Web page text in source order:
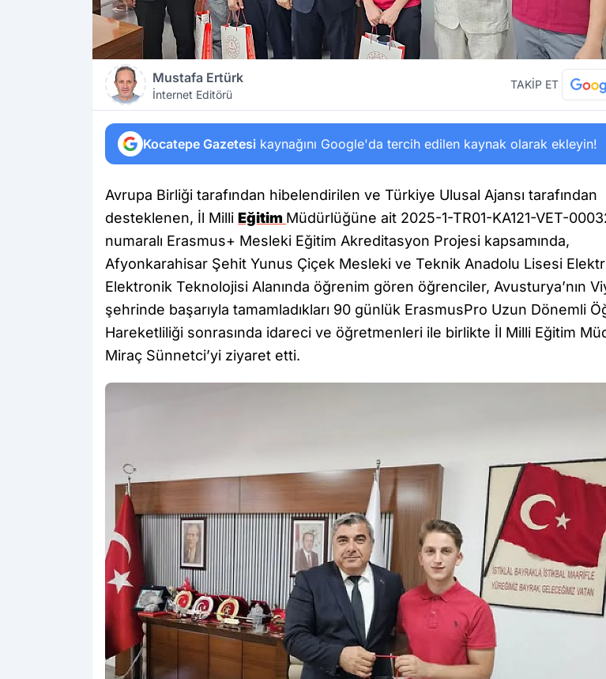
Mustafa Ertürk
İnternet Editörü
TAKİP ET
Kocatepe Gazetesi kaynağını Google'da tercih edilen kaynak olarak ekleyin!
Avrupa Birliği tarafından hibelendirilen ve Türkiye Ulusal Ajansı tarafından
desteklenen, İl Milli Eğitim Müdürlüğüne ait 2025-1-TR01-KA121-VET-
numaralı Erasmus+ Mesleki Eğitim Akreditasyon Projesi kapsamında,
Afyonkarahisar Şehit Yunus Çiçek Mesleki ve Teknik Anadolu Lisesi
Elektronik Teknolojisi Alanında öğrenim gören öğrenciler, Avusturya’nın
şehrinde başarıyla tamamladıkları 90 günlük ErasmusPro Uzun Dönemli
Hareketliliği sonrasında idareci ve öğretmenleri ile birlikte İl Milli Eğitim
Miraç Sünnetci’yi ziyaret etti.